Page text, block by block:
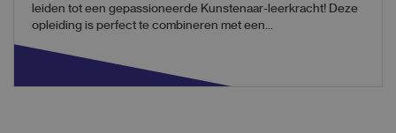
leiden tot een gepassioneerde Kunstenaar-leerkracht! Deze
opleiding is perfect te combineren met een...